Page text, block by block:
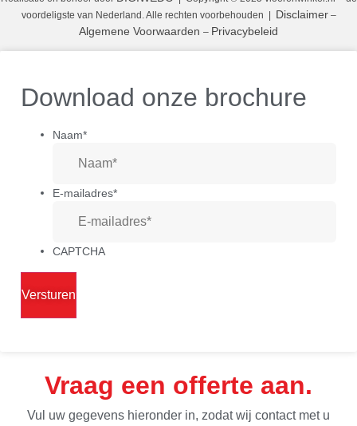
voordeligste van Nederland. Alle rechten voorbehouden | Disclaimer–
Algemene Voorwaarden – Privacybeleid
Download onze brochure
Naam*
E-mailadres*
CAPTCHA
Vraag een offerte aan
Vul uw gegevens hieronder in, zodat wij contact met u